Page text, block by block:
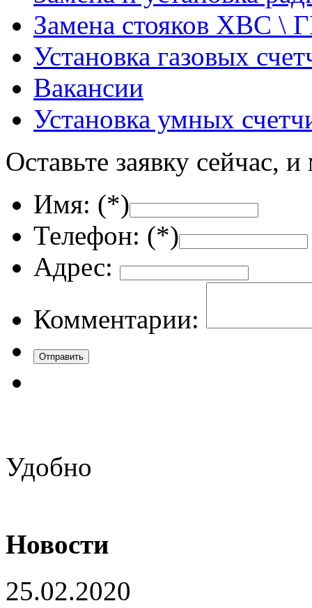
Замена стояков ХВС \
Установка газовых
Вакансии
Установка умных
Оставьте заявку сейчас,
Имя: (*)
Телефон: (*)
Адрес:
Комментарии:
Удобно
Новости
25.02.2020